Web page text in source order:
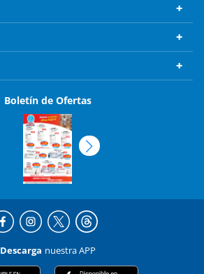
Boletín de Ofertas
Descarga nuestra APP